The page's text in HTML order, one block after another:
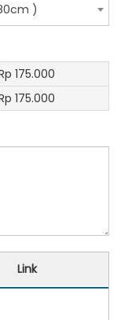
)
175.000
175.000
Link